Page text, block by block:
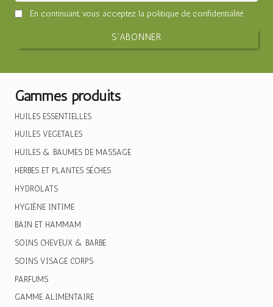
En continuant, vous acceptez la politique de confidentialité
Gammes produits
HUILES ESSENTIELLES
HUILES VEGETALES
HUILES & BAUMES DE MASSAGE
HERBES ET PLANTES SÉCHES
HYDROLATS
HYGIÈNE INTIME
BAIN ET HAMMAM
SOINS CHEVEUX & BARBE
SOINS VISAGE CORPS
PARFUMS
GAMME ALIMENTAIRE